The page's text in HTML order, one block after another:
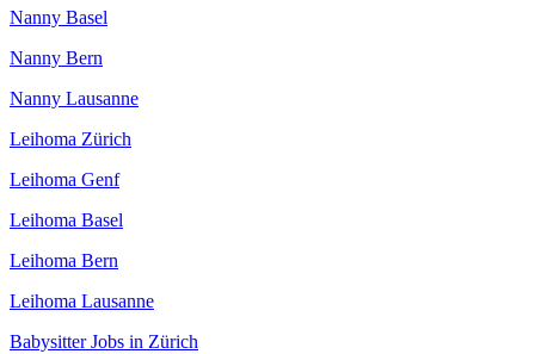
Nanny Basel
Nanny Bern
Nanny Lausanne
Leihoma Zürich
Leihoma Genf
Leihoma Basel
Leihoma Bern
Leihoma Lausanne
Babysitter Jobs in Zürich